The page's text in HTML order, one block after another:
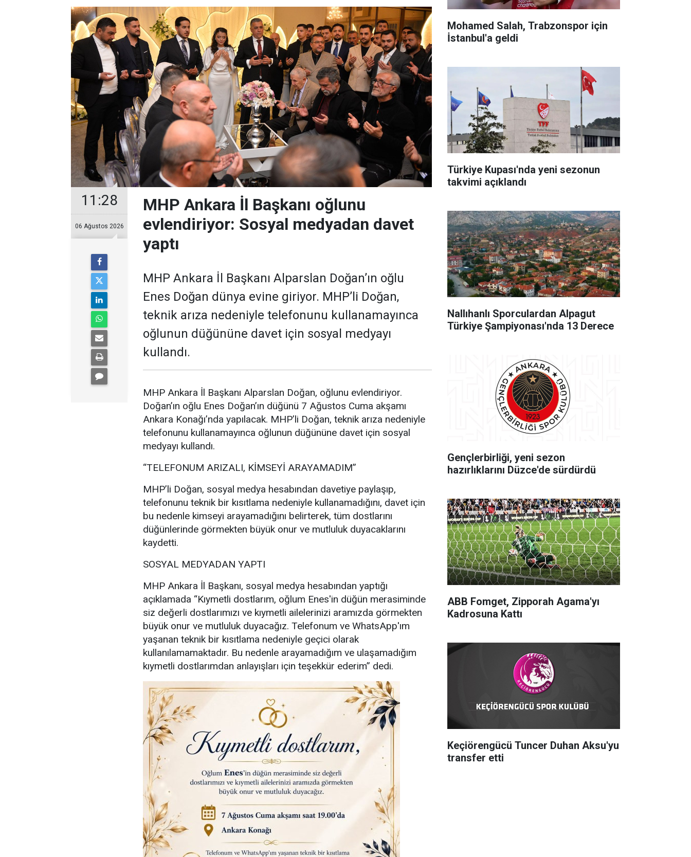
11:28
06 Ağustos 2026
MHP Ankara İl Başkanı oğlunu
evlendiriyor: Sosyal medyadan davet
yaptı
MHP Ankara İl Başkanı Alparslan Doğan’ın oğlu
Enes Doğan dünya evine giriyor. MHP’li Doğan,
teknik arıza nedeniyle telefonunu kullanamayınca
oğlunun düğününe davet için sosyal medyayı
kullandı.
MHP Ankara İl Başkanı Alparslan Doğan, oğlunu evlendiriyor.
Doğan’ın oğlu Enes Doğan’ın düğünü 7 Ağustos Cuma akşamı
Ankara Konağı’nda yapılacak. MHP’li Doğan, teknik arıza nedeniyle
telefonunu kullanamayınca oğlunun düğününe davet için sosyal
medyayı kullandı.
“TELEFONUM ARIZALI, KİMSEYİ ARAYAMADIM”
MHP’li Doğan, sosyal medya hesabından davetiye paylaşıp,
telefonunu teknik bir kısıtlama nedeniyle kullanamadığını, davet için
bu nedenle kimseyi arayamadığını belirterek, tüm dostlarını
düğünlerinde görmekten büyük onur ve mutluluk duyacaklarını
kaydetti.
SOSYAL MEDYADAN YAPTI
MHP Ankara İl Başkanı, sosyal medya hesabından yaptığı
açıklamada “Kıymetli dostlarım, oğlum Enes'in düğün merasiminde
siz değerli dostlarımızı ve kıymetli ailelerinizi aramızda görmekten
büyük onur ve mutluluk duyacağız. Telefonum ve WhatsApp'ım
yaşanan teknik bir kısıtlama nedeniyle geçici olarak
kullanılamamaktadır. Bu nedenle arayamadığım ve ulaşamadığım
kıymetli dostlarımdan anlayışları için teşekkür ederim” dedi.
Mohamed Salah, Trabzonspor için
İstanbul'a geldi
Türkiye Kupası'nda yeni sezonun
takvimi açıklandı
Nallıhanlı Sporculardan Alpagut
Türkiye Şampiyonası'nda 13 Derece
Gençlerbirliği, yeni sezon
hazırlıklarını Düzce'de sürdürdü
ABB Fomget, Zipporah Agama'yı
Kadrosuna Kattı
Keçiörengücü Tuncer Duhan Aksu'yu
transfer etti